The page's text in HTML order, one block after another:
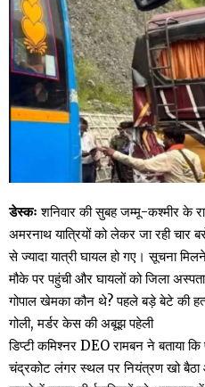
डेस्कः शनिवार की सुबह जम्मू-कश्मीर के
अमरनाथ यात्रियों को लेकर जा रही
से ज्यादा यात्री घायल हो गए। सूचना
मौके पर पहुंची और घायलों को जिला
गोपाल खेमका कौन थे? पहले बड़े बेटे की
गोली, मर्डर केस की अबूझ पहेली
डिप्टी कमिश्नर DEO रामबन ने बताया
चंद्रकोट लंगर स्थल पर नियंत्रण खो बैठा